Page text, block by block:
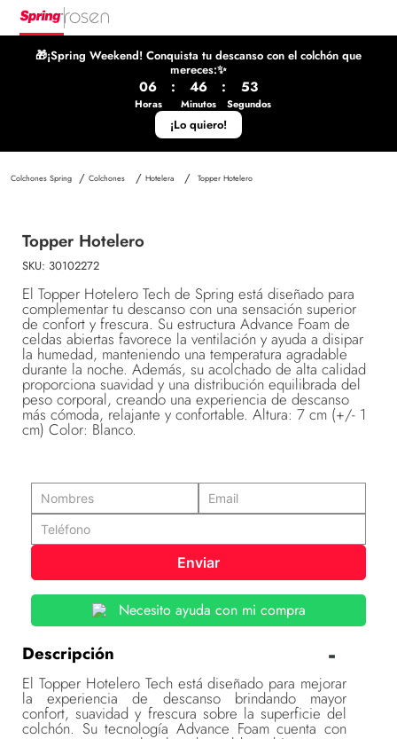
🎁¡Spring Weekend! Conquista tu descanso con el colchón que
mereces:✨
06
Horas
: 46
Minutos
: 53
Segundos
¡Lo quiero!
Colchones Hotelera Topper Hotelero
Topper Hotelero
SKU: 30102272
El Topper Hotelero Tech de Spring está diseñado para
complementar tu descanso con una sensación superior
de confort y frescura. Su estructura Advance Foam de
celdas abiertas favorece la ventilación y ayuda a disipar
la humedad, manteniendo una temperatura agradable
durante la noche. Además, su acolchado de alta calidad
proporciona suavidad y una distribución equilibrada del
peso corporal, creando una experiencia de descanso
más cómoda, relajante y confortable. Altura: 7 cm (+/- 1
cm) Color: Blanco.
Enviar
Necesito ayuda con mi compra
Descripción
El Topper Hotelero Tech está diseñado para mejorar
la experiencia de descanso brindando mayor
confort, suavidad y frescura sobre la superficie del
colchón. Su tecnología Advance Foam cuenta con